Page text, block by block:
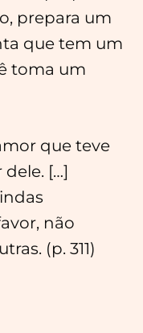
prepara um
que tem um
toma um
que teve
dele. […]
não
(p. 311)